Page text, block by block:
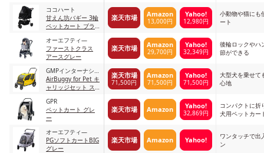
4972990175869
ココハート
甘えん坊バギー 3輪
ペットカート ブラ
楽天市場 Amazon
13,000円
Yahoo!
12,980円
小動物や猫にも
ート
オーエフティ―
ファーストクラス
アースグレー
楽天市場 Amazon
29,700円
Yahoo!
32,349円
後輪ロックやハ
節ができる
GMPインターナショ
ナル
AirBuggy for Pet キ
ャリッジセット ス
楽天市場
71,500円
Amazon
71,500円
Yahoo!
71,500円
大型犬を乗せて
心地
GPR
ペットカート グレ
ー
楽天市場 Amazon Yahoo!
32,869円
コンパクトに折
犬用ペットカー
オーエフティ―
PGソフトカートBIG
グレー
楽天市場 Amazon Yahoo!
ワンタッチで出
ン